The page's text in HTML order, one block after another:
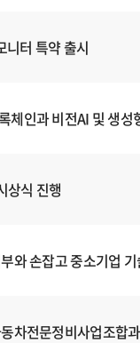
니터 특약 출시
체인과 비전AI 및 생
상식 진행
와 손잡고 중소기업
차전문정비사업조합